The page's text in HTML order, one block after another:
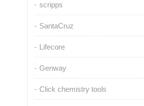
scripps
SantaCruz
Lifecore
Genway
Click chemistry tools